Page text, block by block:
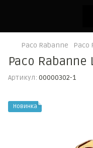
Paco Rabanne Paco
Paco Rabanne
Артикул: 00000302-1
Новинка